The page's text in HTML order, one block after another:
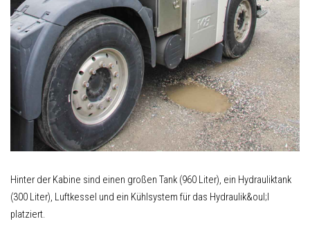
Hinter der Kabine sind einen großen Tank (960 Liter), ein Hydrauliktank
(300 Liter), Luftkessel und ein Kühlsystem für das Hydraulik&oul;l
platziert.